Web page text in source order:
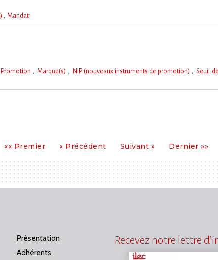
Mandat
Promotion Marque(s) NIP (nouveaux instruments de promotion) Seuil
«« PremierPremier
« PrécédentPrécédent
Suivant
Suivant » Dernier
Dernier »»
Présentation
Adhérents
Recevez notre lettre